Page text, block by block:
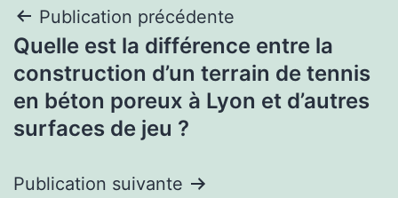
Navigation
de
l’article
Publication précédente
Quelle est la différence entre la
construction d’un terrain de tennis
en béton poreux à Lyon et d’autres
surfaces de jeu ?
Publication suivante